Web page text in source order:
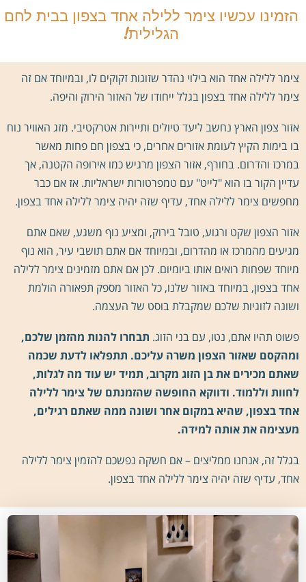
הזמינו עכשיו צימר ללילה אחד בצפון בבית לחם
הגלילית!
צימר ללילה אחד הוא בילוי נהדר שזוגות זקוקים לו, ובמיוחד אם זה
צימר ללילה אחד בצפון בגלל ייחודו של האזור הירוק והיפה.
אזור צפון הארץ נחשב ליעד טיולים ותיירות אטרקטיבי. מזג האוויר נוח
בו בימות הקיץ לעומת אזורים אחרים, כי בצפון חם פחות מאשר
במרכז והדרום. בחורף, אזור הצפון מרגיש כמו אירופה הקטנה, אך
עדיין הקור בו הוא "לייט" עם טמפרטורות ישראליות. אז אם כבר
מחפשים צימר ללילה אחד, עדיף שזה יהיה צימר ללילה אחד בצפון.
אזור הצפון שקט ורגוע, טובל בירוק, ומציע נוף משגע, שאם אתם
מגיעים מהמרכז או מהדרום, ובמיוחד אם אתם תושבי עיר, הוא נוף
מיוחד שפחות רואים אותו ביומיום. לכן אם אתם מזמינים צימר ללילה
אחד בצפון, במיוחד באזור שלנו, כל האזור מספק תפאורה הולמת
ושונה לזוגיות שלכם שמקבלת בוסט של העצמה.
פשוט תהיו אתם, נטו, עם בני הזוג. תבחרו להנות מהזמן שלכם,
ומהקסם שאזור הצפון משרה עליכם. תתפלאו לדעת שכמה
שאתם מכירים את בן הזוג מקרוב, תמיד יש עוד מה לגלות,
לחוות וללמוד. ודווקא החופשה שהזמנתם של צימר ללילה
אחד בצפון, שהיא במקום אחר ושונה ממה שאתם רגילים,
מעצימה את אותה למידה.
בגלל זה, אנחנו ממליצים – אם חשקה נפשכם להזמין צימר ללילה
אחד, עדיף שזה יהיה צימר ללילה אחד בצפון.